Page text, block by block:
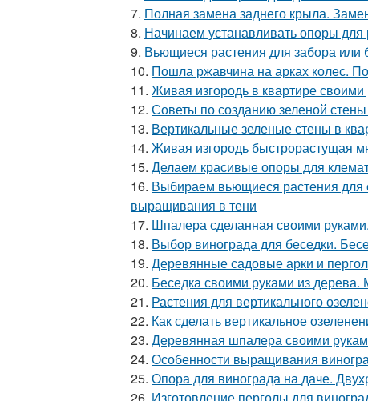
7. Полная замена заднего крыла.
8. Начинаем устанавливать опоры
9. Вьющиеся растения для забора или
10. Пошла ржавчина на арках колес.
11. Живая изгородь в квартире
12. Советы по созданию зеленой
13. Вертикальные зеленые стены в
14. Живая изгородь быстрорастущая
15. Делаем красивые опоры для
16. Выбираем вьющиеся растения для
выращивания в тени
17. Шпалера сделанная своими
18. Выбор винограда для беседки.
19. Деревянные садовые арки и
20. Беседка своими руками из дерева.
21. Растения для вертикального
22. Как сделать вертикальное
23. Деревянная шпалера своими
24. Особенности выращивания
25. Опора для винограда на даче.